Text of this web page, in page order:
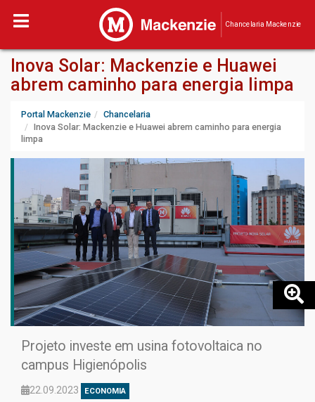
Chancelaria Mackenzie
Inova Solar: Mackenzie e Huawei
abrem caminho para energia limpa
Portal Mackenzie
Chancelaria
Inova Solar: Mackenzie e Huawei abrem caminho para energia
limpa
Projeto investe em usina fotovoltaica no
campus Higienópolis
22.09.2023 ECONOMIA